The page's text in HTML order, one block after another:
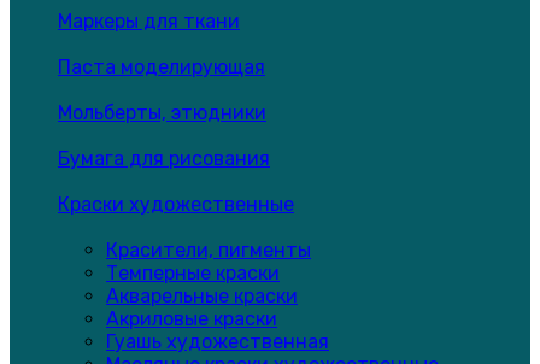
Маркеры для ткани
Паста моделирующая
Мольберты, этюдники
Бумага для рисования
Краски художественные
Красители, пигменты
Темперные краски
Акварельные краски
Акриловые краски
Гуашь художественная